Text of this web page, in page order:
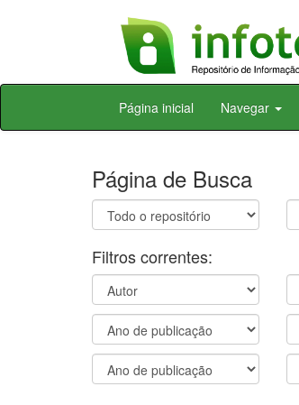
Skip
Página inicial Navegar
Página de Busca
Filtros correntes: